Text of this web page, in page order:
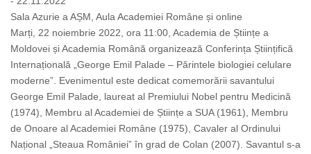
Sala Azurie a AȘM, Aula Academiei Române și online
Marți, 22 noiembrie 2022, ora 11:00, Academia de Științe a
Moldovei și Academia Română organizează Conferința Științifică
Internațională „George Emil Palade – Părintele biologiei celulare
moderne”. Evenimentul este dedicat comemorării savantului
George Emil Palade, laureat al Premiului Nobel pentru Medicină
(1974), Membru al Academiei de Științe a SUA (1961), Membru
de Onoare al Academiei Române (1975), Cavaler al Ordinului
Național „Steaua României” în grad de Colan (2007). Savantul s-a